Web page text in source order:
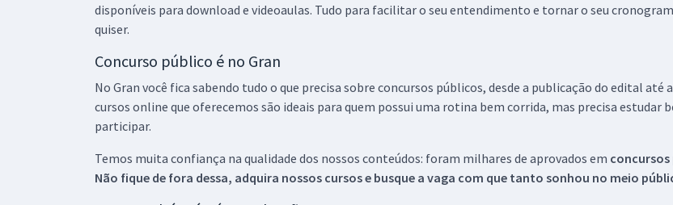
disponíveis para download e videoaulas. Tudo para facilitar o seu entendimento e tornar o seu
quiser.
Concurso público é no Gran
No Gran você fica sabendo tudo o que precisa sobre concursos públicos, desde a publicação do edital
cursos online que oferecemos são ideais para quem possui uma rotina bem corrida, mas precisa estudar
participar.
Temos muita confiança na qualidade dos nossos conteúdos: foram milhares de aprovados em concursos
Não fique de fora dessa, adquira nossos cursos e busque a vaga com que tanto sonhou no meio